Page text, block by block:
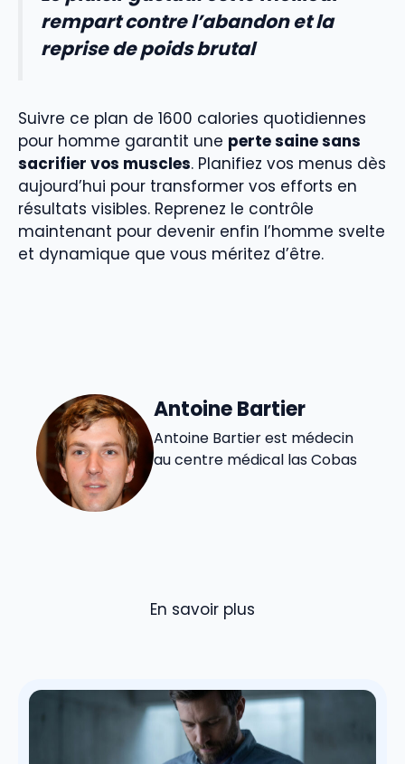
rempart contre l’abandon et la
reprise de poids brutal
Suivre ce plan de 1600 calories quotidiennes
pour homme garantit une perte saine sans
sacrifier vos muscles. Planifiez vos menus dès
aujourd’hui pour transformer vos efforts en
résultats visibles. Reprenez le contrôle
maintenant pour devenir enfin l’homme svelte
et dynamique que vous méritez d’être.
Antoine Bartier
Antoine Bartier est médecin
au centre médical las Cobas
En savoir plus